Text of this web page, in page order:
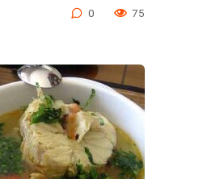
0 75